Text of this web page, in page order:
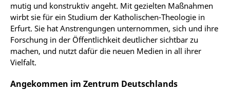
mutig und konstruktiv angeht. Mit gezielten Maßnahmen
wirbt sie für ein Studium der Katholischen-Theologie in
Erfurt. Sie hat Anstrengungen unternommen, sich und ihre
Forschung in der Öffentlichkeit deutlicher sichtbar zu
machen, und nutzt dafür die neuen Medien in all ihrer
Vielfalt.
Angekommen im Zentrum Deutschlands